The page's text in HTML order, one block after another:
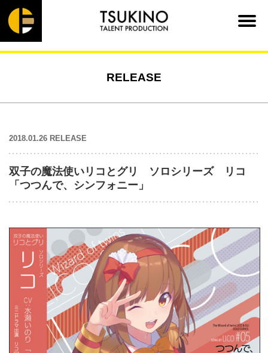
RELEASE
2018.01.26 RELEASE
双子の魔法使いリコとグリ ソロシリーズ リコ
「つつんで、シンフォニー」